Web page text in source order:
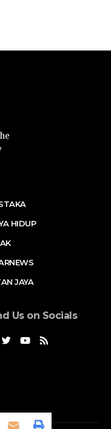
HIDUP
JAYA
Us on Socials